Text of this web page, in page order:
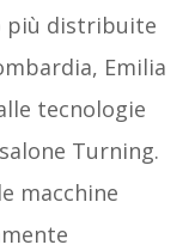
più distribuite
Emilia
tecnologie
Turning.
macchine